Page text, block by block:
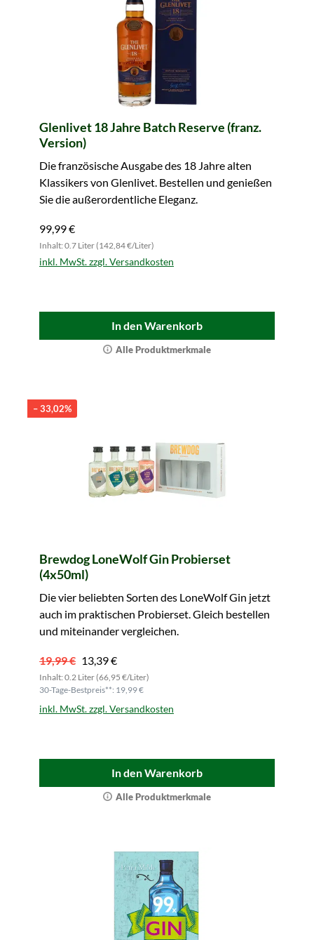
Glenlivet 18 Jahre Batch Reserve (franz.
Version)
Die französische Ausgabe des 18 Jahre alten
Klassikers von Glenlivet. Bestellen und genießen
Sie die außerordentliche Eleganz.
99,99 €
Inhalt: 0.7 Liter (142,84 €/Liter)
inkl. MwSt. zzgl. Versandkosten
In den Warenkorb
Alle Produktmerkmale
– 33,02%
Brewdog LoneWolf Gin Probierset
(4x50ml)
Die vier beliebten Sorten des LoneWolf Gin jetzt
auch im praktischen Probierset. Gleich bestellen
und miteinander vergleichen.
19,99 € 13,39 €
Inhalt: 0.2 Liter (66,95 €/Liter)
30-Tage-Bestpreis**: 19,99 €
inkl. MwSt. zzgl. Versandkosten
In den Warenkorb
Alle Produktmerkmale